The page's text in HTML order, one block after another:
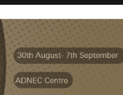
Brazlândia
Gama
Núcleo
Bandeirante